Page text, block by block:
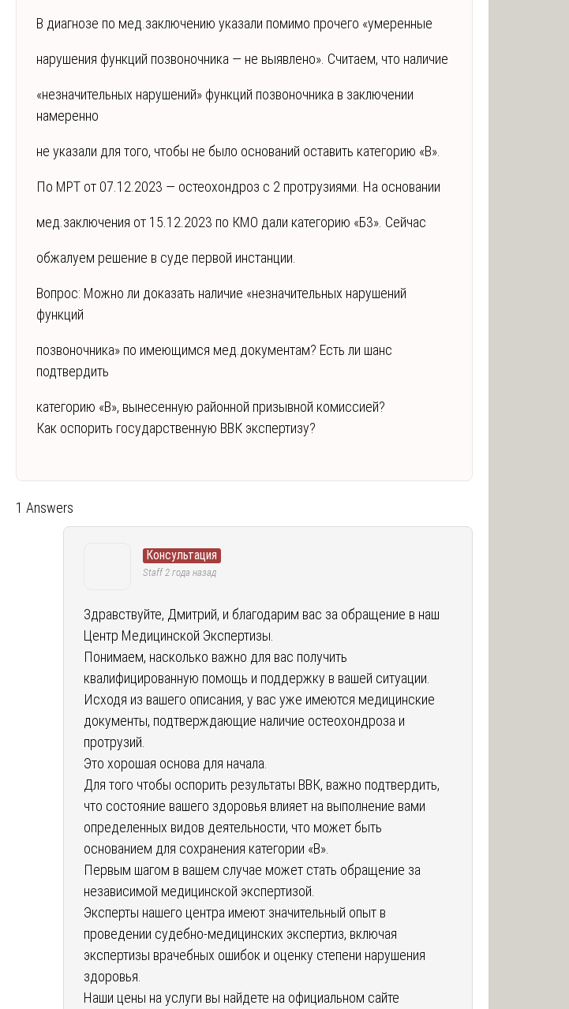
В диагнозе по мед.заключению указали помимо прочего «умеренные
нарушения функций позвоночника — не выявлено». Считаем, что наличие
«незначительных нарушений» функций позвоночника в заключении
намеренно
не указали для того, чтобы не было оснований оставить категорию «В».
По МРТ от 07.12.2023 — остеохондроз с 2 протрузиями. На основании
мед.заключения от 15.12.2023 по КМО дали категорию «Б3». Сейчас
обжалуем решение в суде первой инстанции.
Вопрос: Можно ли доказать наличие «незначительных нарушений
функций
позвоночника» по имеющимся мед.документам? Есть ли шанс
подтвердить
категорию «В», вынесенную районной призывной комиссией?
Как оспорить государственную ВВК экспертизу?
1 Answers
Консультация
Staff2 года назад
Здравствуйте, Дмитрий, и благодарим вас за обращение в наш
Центр Медицинской Экспертизы.
Понимаем, насколько важно для вас получить
квалифицированную помощь и поддержку в вашей ситуации.
Исходя из вашего описания, у вас уже имеются медицинские
документы, подтверждающие наличие остеохондроза и
протрузий.
Это хорошая основа для начала.
Для того чтобы оспорить результаты ВВК, важно подтвердить,
что состояние вашего здоровья влияет на выполнение вами
определенных видов деятельности, что может быть
основанием для сохранения категории «В».
Первым шагом в вашем случае может стать обращение за
независимой медицинской экспертизой.
Эксперты нашего центра имеют значительный опыт в
проведении судебно-медицинских экспертиз, включая
экспертизы врачебных ошибок и оценку степени нарушения
здоровья.
Наши цены на услуги вы найдете на официальном сайте